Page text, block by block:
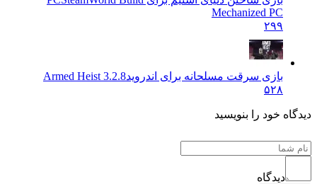
Mechanized PC
۲۹۹
بازی سرقت مسلحانه برای اندرویدArmed Heist 3.2.8
۵۲۸
دیدگاه خود را بنویسید
دیدگاه